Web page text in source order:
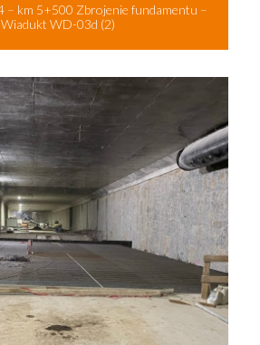
– km 5+500 Zbrojenie fundamentu –
Wiadukt WD-03d (2)